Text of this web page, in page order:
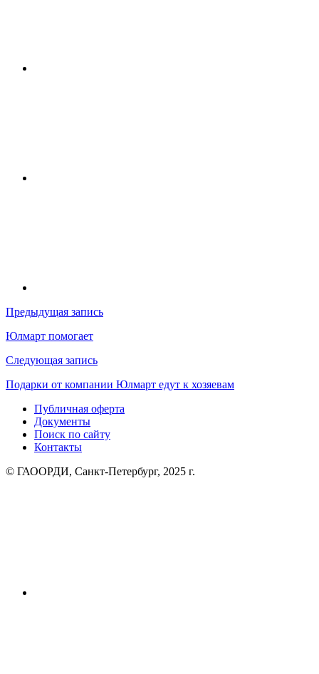
Навигация
по
записям
Предыдущая запись
Юлмарт помогает
Следующая запись
Подарки от компании Юлмарт едут к хозяевам
Публичная оферта
Документы
Поиск по сайту
Контакты
© ГАООРДИ, Санкт-Петербург, 2025 г.